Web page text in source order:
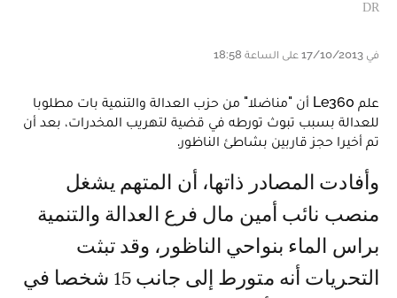
DR
في 17/10/2013 على الساعة 18:58
علم Le360 أن "مناضلا" من حزب العدالة والتنمية بات مطلوبا
للعدالة بسبب تبوث تورطه في قضية لتهريب المخدرات، بعد أن
تم أخيرا حجز قاربين بشاطئ الناظور.
وأفادت المصادر ذاتها، أن المتهم يشغل
منصب نائب أمين مال فرع العدالة والتنمية
براس الماء بنواحي الناظور، وقد تبثت
التحريات أنه متورط إلى جانب 15 شخصا في